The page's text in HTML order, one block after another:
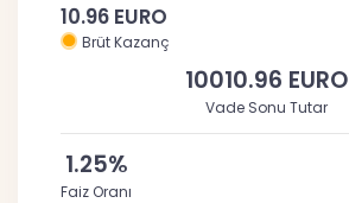
10.96 EURO
Brüt Kazanç
10010.96 EURO
Vade Sonu Tutar
1.25%
Faiz Oranı